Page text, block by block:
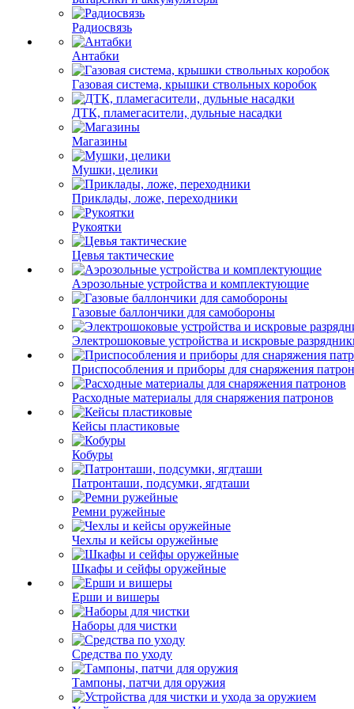
Радиосвязь
Антабки
Газовая система, крышки ствольных коробок
ДТК, пламегасители, дульные насадки
Магазины
Мушки, целики
Приклады, ложе, переходники
Рукоятки
Цевья тактические
Аэрозольные устройства и комплектующие
Газовые баллончики для самобороны
Электрошоковые устройства и искровые
Приспособления и приборы для снаряжения
Расходные материалы для снаряжения патронов
Кейсы пластиковые
Кобуры
Патронташи, подсумки, ягдташи
Ремни ружейные
Чехлы и кейсы оружейные
Шкафы и сейфы оружейные
Ерши и вишеры
Наборы для чистки
Средства по уходу
Тампоны, патчи для оружия